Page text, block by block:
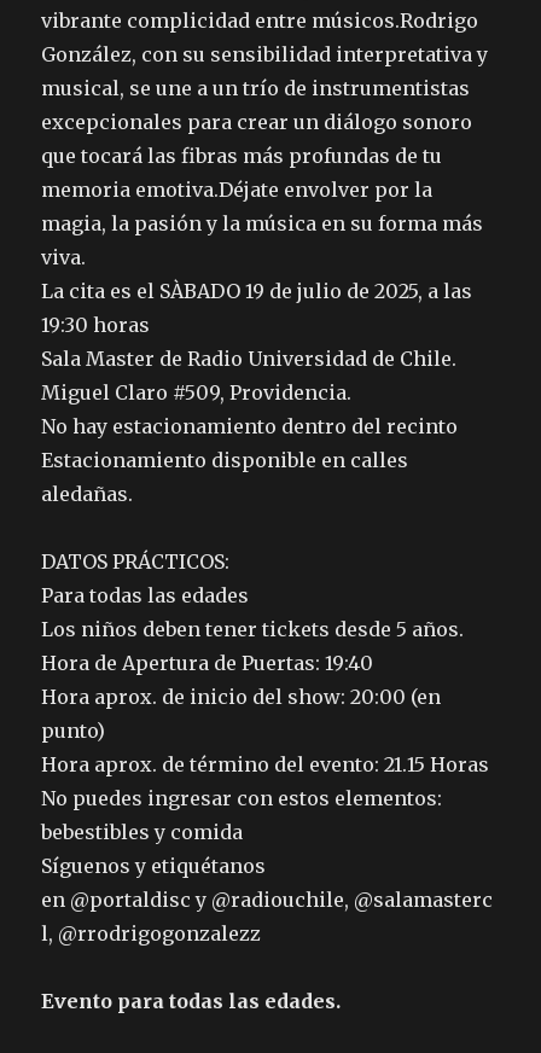
vibrante complicidad entre músicos.Rodrigo
González, con su sensibilidad interpretativa y
musical, se une a un trío de instrumentistas
excepcionales para crear un diálogo sonoro
que tocará las fibras más profundas de tu
memoria emotiva.Déjate envolver por la
magia, la pasión y la música en su forma más
viva.
La cita es el SÀBADO 19 de julio de 2025, a las
19:30 horas
Sala Master de Radio Universidad de Chile.
Miguel Claro #509, Providencia.
No hay estacionamiento dentro del recinto
Estacionamiento disponible en calles
aledañas.
DATOS PRÁCTICOS:
Para todas las edades
Los niños deben tener tickets desde 5 años.
Hora de Apertura de Puertas: 19:40
Hora aprox. de inicio del show: 20:00 (en
punto)
Hora aprox. de término del evento: 21.15 Horas
No puedes ingresar con estos elementos:
bebestibles y comida
Síguenos y etiquétanos
en @portaldisc y @radiouchile, @salamasterc
l, @rrodrigogonzalezz
Evento para todas las edades.